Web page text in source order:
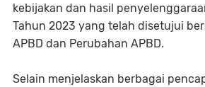
kebijakan dan hasil
Tahun 2023 yang telah disetujui
APBD dan Perubahan APBD.
Selain menjelaskan berbagai